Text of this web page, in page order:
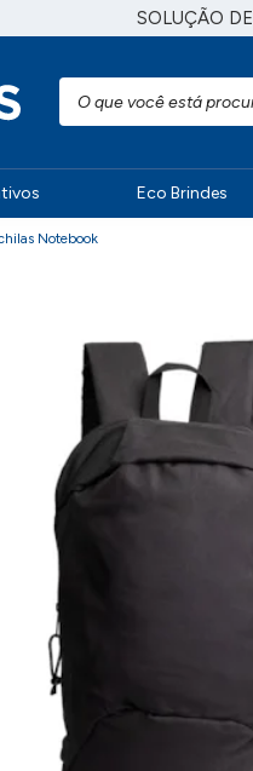
SOLUÇÃO DE
Eco Brindes
Notebook